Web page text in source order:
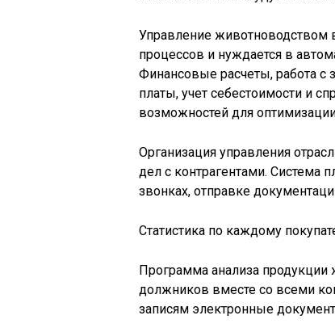
Управление животноводством
процессов и нуждается в
Финансовые расчеты, работа с
платы, учет себестоимости и
возможностей для
Организация управления
дел с контрагентами. Система
звонках, отправке
Статистика по каждому
Программа анализа продукции
должников вместе со всеми
записям электронные